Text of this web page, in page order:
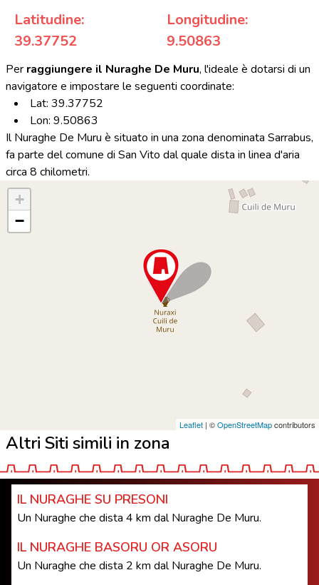
Latitudine:
39.37752
Longitudine:
9.50863
Per raggiungere il Nuraghe De Muru, l'ideale è dotarsi di un
navigatore e impostare le seguenti coordinate:
Lat: 39.37752
Lon: 9.50863
Il Nuraghe De Muru è situato in una zona denominata Sarrabus,
fa parte del comune di San Vito dal quale dista in linea d'aria
circa 8 chilometri.
+
−
Leaflet | ©OpenStreetMapcontributors
Altri Siti simili in zona
IL NURAGHE SU PRESONI
Un Nuraghe che dista 4 km dal Nuraghe De Muru.
IL NURAGHE BASORU OR ASORU
Un Nuraghe che dista 2 km dal Nuraghe De Muru.